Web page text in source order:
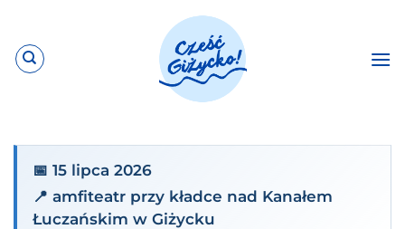
zawartości
📅 15 lipca 2026
📍 amfiteatr przy kładce nad Kanałem
Łuczańskim w Giżycku